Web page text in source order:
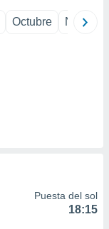
Octubre
Puesta del sol
18:15